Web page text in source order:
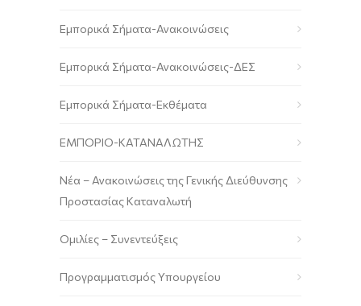
Εμπορικά Σήματα-Ανακοινώσεις
Εμπορικά Σήματα-Ανακοινώσεις-ΔΕΣ
Εμπορικά Σήματα-Εκθέματα
ΕΜΠΟΡΙΟ-ΚΑΤΑΝΑΛΩΤΗΣ
Νέα – Ανακοινώσεις της Γενικής Διεύθυνσης
Προστασίας Καταναλωτή
Ομιλίες – Συνεντεύξεις
Προγραμματισμός Υπουργείου